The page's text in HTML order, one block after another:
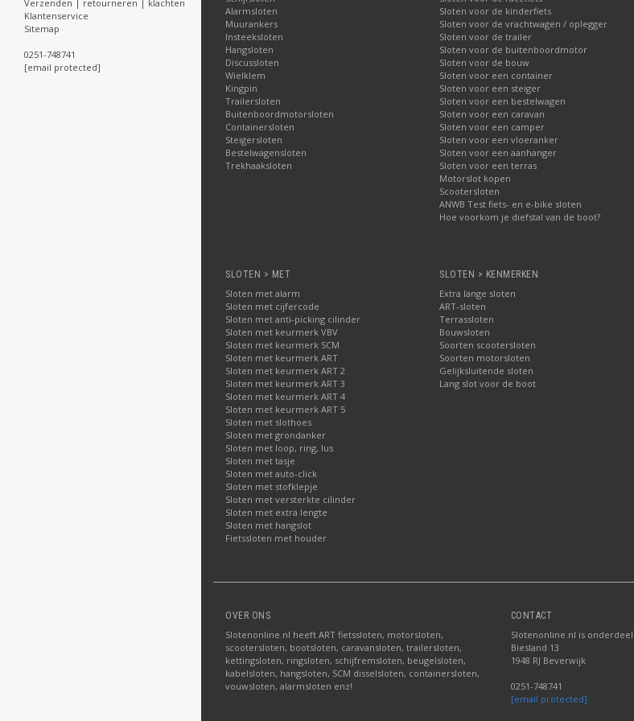
Verzenden | retourneren | klachten
Klantenservice
Sitemap
0251-748741
[email protected]
Alarmsloten
Muurankers
Insteeksloten
Hangsloten
Discussloten
Wielklem
Kingpin
Trailersloten
Buitenboordmotorsloten
Containersloten
Steigersloten
Bestelwagensloten
Trekhaaksloten
Sloten voor de kinderfiets
Sloten voor de vrachtwagen / oplegger
Sloten voor de trailer
Sloten voor de buitenboordmotor
Sloten voor de bouw
Sloten voor een container
Sloten voor een steiger
Sloten voor een bestelwagen
Sloten voor een caravan
Sloten voor een camper
Sloten voor een vloeranker
Sloten voor een aanhanger
Sloten voor een terras
Motorslot kopen
Scootersloten
ANWB Test fiets- en e-bike sloten
Hoe voorkom je diefstal van de boot?
SLOTEN > MET
Sloten met alarm
Sloten met cijfercode
Sloten met anti-picking cilinder
Sloten met keurmerk VBV
Sloten met keurmerk SCM
Sloten met keurmerk ART
Sloten met keurmerk ART 2
Sloten met keurmerk ART 3
Sloten met keurmerk ART 4
Sloten met keurmerk ART 5
Sloten met slothoes
Sloten met grondanker
Sloten met loop, ring, lus
Sloten met tasje
Sloten met auto-click
Sloten met stofklepje
Sloten met versterkte cilinder
Sloten met extra lengte
Sloten met hangslot
Fietssloten met houder
SLOTEN > KENMERKEN
Extra lange sloten
ART-sloten
Terrassloten
Bouwsloten
Soorten scootersloten
Soorten motorsloten
Gelijksluitende sloten
Lang slot voor de boot
OVER ONS
Slotenonline.nl heeft ART fietssloten, motorsloten,
scootersloten, bootsloten, caravansloten, trailersloten,
kettingsloten, ringsloten, schijfremsloten, beugelsloten,
kabelsloten, hangsloten, SCM disselsloten, containersloten,
vouwsloten, alarmsloten enz!
CONTACT
Slotenonline.nl is onderdeel
Biesland 13
1948 RJ Beverwijk
0251-748741
[email protected]